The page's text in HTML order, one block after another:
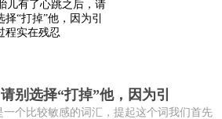
别选择“打掉”他，因为引
一个比较敏感的词汇，提起这个词我们首先